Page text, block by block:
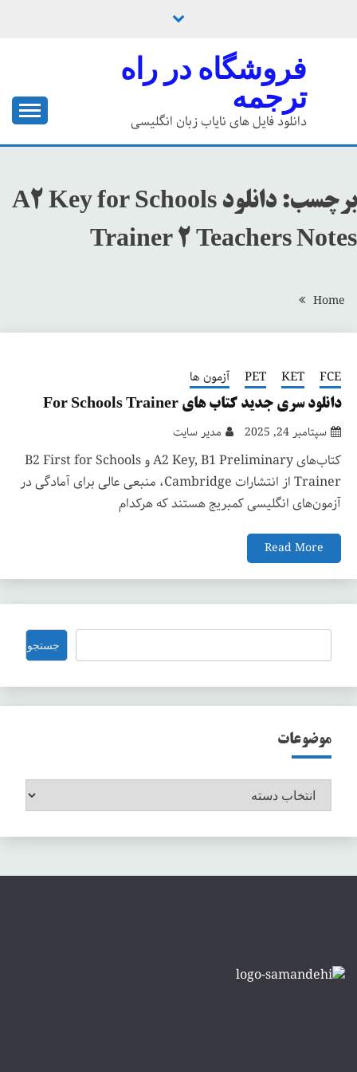
فروشگاه در راه
ترجمه
دانلود فایل های نایاب زبان انگلیسی
برچسب:
دانلود A2 Key for Schools
Trainer 2 Teachers Notes
Home
FCE
KET
PET آزمون ها
دانلود سری جدید کتاب های For Schools Trainer
سپتامبر 24, 2025 مدیر سایت
کتاب‌های A2 Key, B1 Preliminary و B2 First for Schools
Trainer از انتشارات Cambridge، منبعی عالی برای آمادگی در
آزمون‌های انگلیسی کمبریج هستند که هرکدام
Read More
جستجو جستجو
موضوعات
موضوعات